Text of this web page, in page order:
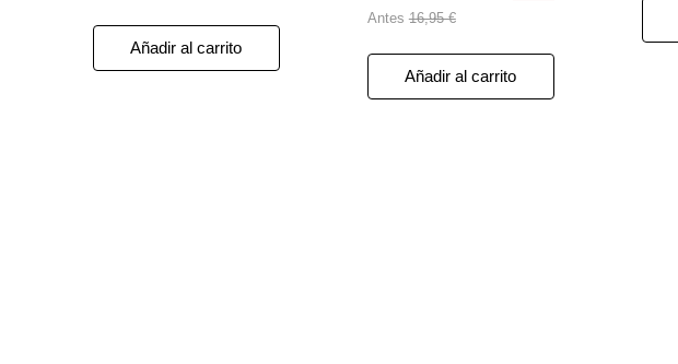
Añadir al carrito
Antes 16,95 €
Añadir al carrito